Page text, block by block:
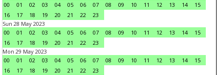
00
01 02 03 04 05 06 07 08 09 10 11 12 13 14
15
16
17 18 19 20 21 22
23
Sun 28 May 2023
00
01 02 03 04 05 06 07 08 09 10 11 12 13 14
15
16
17 18 19 20 21 22
23
Mon 29 May 2023
00
01 02 03 04 05 06 07 08 09 10 11 12 13 14
15
16
17 18 19 20 21 22
23